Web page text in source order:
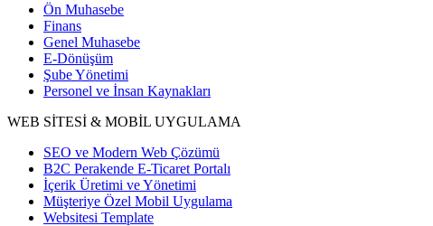
Ön Muhasebe
Finans
Genel Muhasebe
E-Dönüşüm
Şube Yönetimi
Personel ve İnsan Kaynakları
WEB SİTESİ & MOBİL UYGULAMA
SEO ve Modern Web Çözümü
B2C Perakende E-Ticaret Portalı
İçerik Üretimi ve Yönetimi
Müşteriye Özel Mobil Uygulama
Websitesi Template